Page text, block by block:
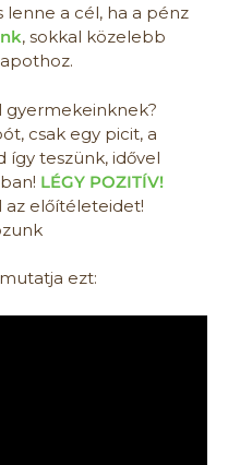
a cél, ha a pénz
, sokkal közelebb
gyermekeinknek?
csak egy picit, a
teszünk, idővel
LÉGY POZITÍV!
az előítéleteidet!
ezt: